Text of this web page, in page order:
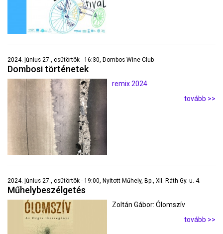
2024. június 27., csütörtök - 16:30, Dombos Wine Club
Dombosi történetek
remix 2024
tovább >>
2024. június 27., csütörtök - 19:00, Nyitott Műhely, Bp., XII. Ráth Gy. u. 4.
Műhelybeszélgetés
Zoltán Gábor: Ólomszív
tovább >>